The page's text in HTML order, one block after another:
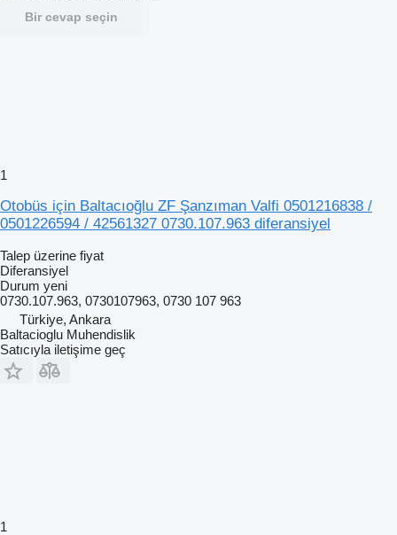
Bir cevap seçin
1
Otobüs için Baltacıoğlu ZF Şanzıman Valfi 0501216838 /
0501226594 / 42561327 0730.107.963 diferansiyel
Talep üzerine fiyat
Diferansiyel
Durum yeni
0730.107.963, 0730107963, 0730 107 963
Türkiye, Ankara
Baltacioglu Muhendislik
Satıcıyla iletişime geç
1